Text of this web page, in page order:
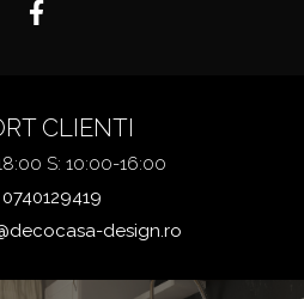
CLIENTI
S: 10:00-16:00
0740129419
design.ro